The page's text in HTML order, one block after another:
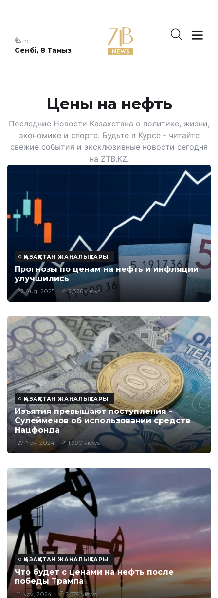
Сенбі, 8 Тамыз
°C
Цены на нефть
Последние Новости Казахстана о политике, жизни,
экономике и спорте. Будьте в Курсе - читайте
свежие события и эксклюзивные новости сегодня
на ZTB.KZ.
ҚАЗАҚСТАН ЖАҢАЛЫҚТАРЫ
Прогнозы по ценам на нефть и инфляции
улучшились
22 Aug, 2025 2,326 views
ҚАЗАҚСТАН ЖАҢАЛЫҚТАРЫ
Изъятия превышают поступления -
Сулейменов об использовании средств
Нацфонда
27 Nov, 2024 1,990 views
ҚАЗАҚСТАН ЖАҢАЛЫҚТАРЫ
Что будет с ценами на нефть после
победы Трампа
11 Nov, 2024 2,579 views